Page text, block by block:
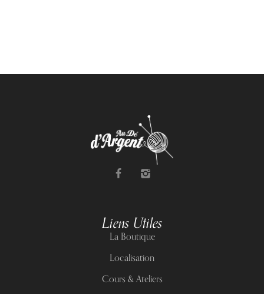
Liens Utiles
La Boutique
Localisation
Cours & Ateliers